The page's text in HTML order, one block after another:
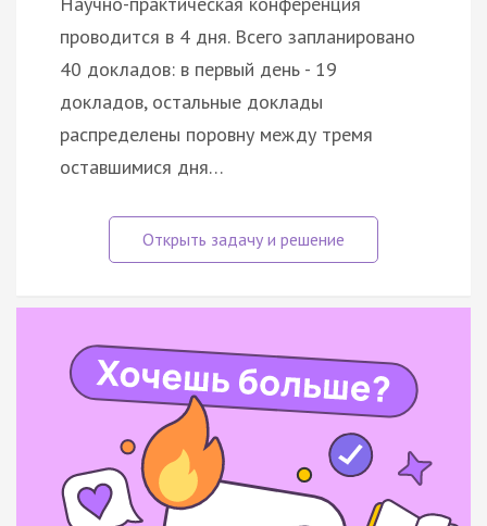
проводится в 4 дня. Всего запланировано
40 докладов: в первый день - 19
докладов, остальные доклады
распределены поровну между тремя
оставшимися дня…